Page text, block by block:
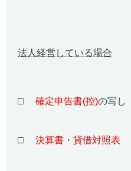
法人経営している場合
□ 確定申告書(控)の写し
□ 決算書 ・ 貸借対照表